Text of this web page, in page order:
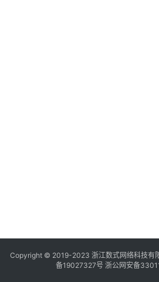
Copyright © 2019-2023 浙江数式网络科技有
备19027327号 浙公网安备